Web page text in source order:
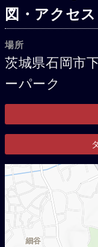
図・アクセス
場所
茨城県石岡市
ーパーク